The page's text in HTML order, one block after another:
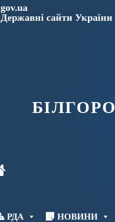
gov.ua
Державні сайти України
РДА НОВИНИ